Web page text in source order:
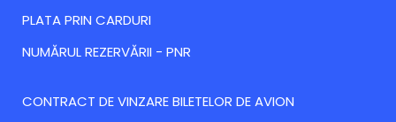
PLATA PRIN CARDURI
NUMĂRUL REZERVĂRII - PNR
CONTRACT DE VINZARE BILETELOR DE AVION